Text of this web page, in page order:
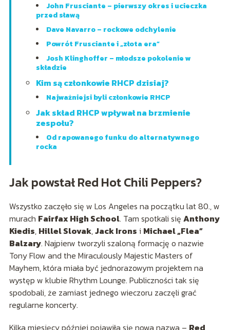
John Frusciante – pierwszy okres i ucieczka
przed sławą
Dave Navarro – rockowe odchylenie
Powrót Frusciante i „złota era”
Josh Klinghoffer – młodsze pokolenie w
składzie
Kim są członkowie RHCP dzisiaj?
Najważniejsi byli członkowie RHCP
Jak skład RHCP wpływał na brzmienie
zespołu?
Od rapowanego funku do alternatywnego
rocka
Jak powstał Red Hot Chili Peppers?
Wszystko zaczęło się w Los Angeles na początku lat 80., w
murach Fairfax High School. Tam spotkali się Anthony
Kiedis, Hillel Slovak,Jack Irons i Michael „Flea”
Balzary. Najpierw tworzyli szaloną formację o nazwie
Tony Flow and the Miraculously Majestic Masters of
Mayhem, która miała być jednorazowym projektem na
występ w klubie Rhythm Lounge. Publiczności tak się
spodobali, że zamiast jednego wieczoru zaczęli grać
regularne koncerty.